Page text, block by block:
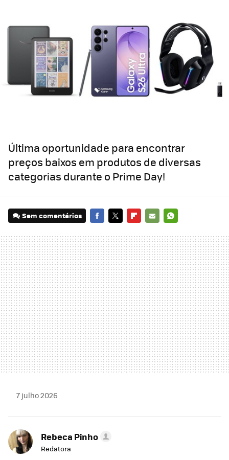
Última oportunidade para encontrar
preços baixos em produtos de diversas
categorias durante o Prime Day!
Sem comentários
MAIL
7 julho 2026
Rebeca Pinho
Redatora